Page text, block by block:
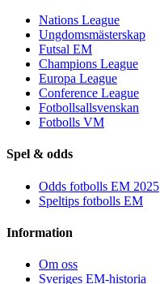
Nations League
Ungdomsmästerskap
Futsal EM
Champions League
Europa League
Conference League
Fotbollsallsvenskan
Fotbolls VM
Spel & odds
Odds fotbolls EM 2025
Speltips fotbolls EM
Information
Om oss
Sveriges EM-historia